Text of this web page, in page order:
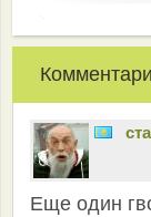
Еще один